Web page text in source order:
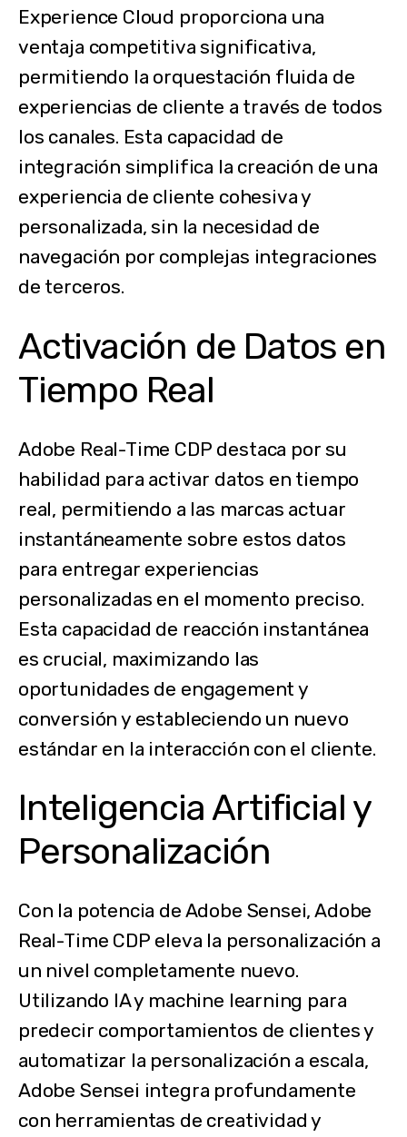
Experience Cloud proporciona una
ventaja competitiva significativa,
permitiendo la orquestación fluida de
experiencias de cliente a través de todos
los canales. Esta capacidad de
integración simplifica la creación de una
experiencia de cliente cohesiva y
personalizada, sin la necesidad de
navegación por complejas integraciones
de terceros.
Activación de Datos en
Tiempo Real
Adobe Real-Time CDP destaca por su
habilidad para activar datos en tiempo
real, permitiendo a las marcas actuar
instantáneamente sobre estos datos
para entregar experiencias
personalizadas en el momento preciso.
Esta capacidad de reacción instantánea
es crucial, maximizando las
oportunidades de engagement y
conversión y estableciendo un nuevo
estándar en la interacción con el cliente.
Inteligencia Artificial y
Personalización
Con la potencia de Adobe Sensei, Adobe
Real-Time CDP eleva la personalización a
un nivel completamente nuevo.
Utilizando IA y machine learning para
predecir comportamientos de clientes y
automatizar la personalización a escala,
Adobe Sensei integra profundamente
con herramientas de creatividad y